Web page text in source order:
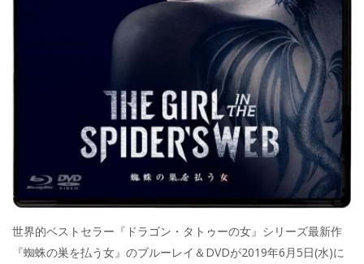
世界的ベストセラー『ドラゴン・タトゥーの女』シリーズ最新作
『蜘蛛の巣を払う女』のブルーレイ＆DVDが2019年6月5日(水)に